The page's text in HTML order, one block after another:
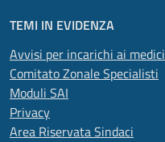
TEMI IN EVIDENZA
Avvisi per incarichi ai medici
Comitato Zonale Specialisti
Moduli SAI
Privacy
Area Riservata Sindaci